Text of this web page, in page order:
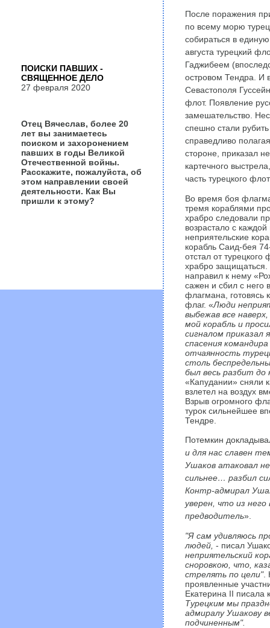
После поражения
по всему морю
собираться в
августа турецкий
Гаджибеем
островом Тендра. И
Севастополя
флот. Появление
замешательство.
спешно стали
справедливо
стороне, приказал
картечного
часть турецкого
Во время боя
тремя кораблями
храбро следовали
возрастало с
неприятельские
корабль Саид-бея
отстал от
храбро защищаться.
направил к нему
сажен и сбил с него
флагмана, готовясь
флаг. «Люди
выбежав все
мой корабль и
сигналом приказал
спасения
отчаянность
столь
был весь разбит до
«Капудании» сняли
взлетел на воздух
Взрыв огромного
турок сильнейшее
Тендре.
Потемкин
и для нас славен
Ушаков атаковал
сильнее… разбил
Контр-адмирал
уверен, что из
предводитель».
"Я сам удивляюсь
людей, - писал
неприятельский
сноровкою, что,
стрелять по цели".
проявленные
Екатерина II писала
Турецким мы
адмиралу Ушакову
подчиненным".
ПОИСКИ ПАВШИХ -
СВЯЩЕННОЕ ДЕЛО
27 февраля 2020
Отец Вячеслав, более 20
лет вы занимаетесь
поиском и захоронением
павших в годы Великой
Отечественной войны.
Расскажите, пожалуйста, об
этом направлении своей
деятельности. Как Вы
пришли к этому?